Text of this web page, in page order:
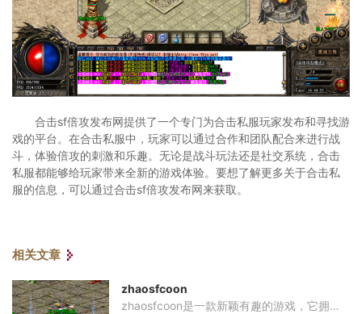
合击sf倍攻发布网提供了一个专门为合击私服玩家发布和寻找游
戏的平台。在合击私服中，玩家可以通过合作和团队配合来进行战
斗，体验倍攻的刺激和乐趣。无论是战斗玩法还是社交系统，合击
私服都能够给玩家带来全新的游戏体验。要想了解更多关于合击私
服的信息，可以通过合击sf倍攻发布网来获取。
相关文章
zhaosfcoon
zhaosfcoon是一款新颖有趣的游戏，它拥有独特的玩法和令人着迷的故事情节。如果你喜欢策略类游戏和探险冒险，那么你一定会爱上这款游戏。zhaosfcoon的故事背景设定在一个充满奇幻和神